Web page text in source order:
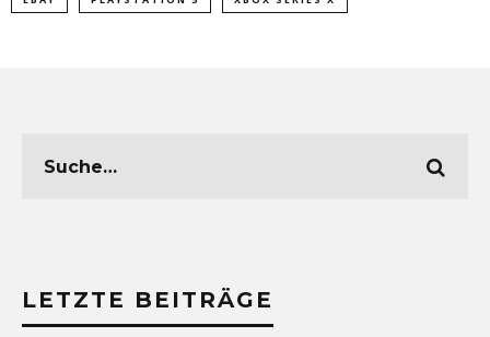
LETZTE BEITRÄGE